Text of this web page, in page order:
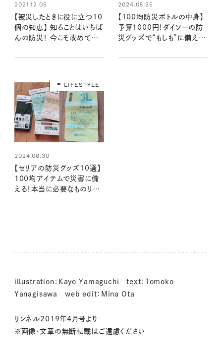
2021.12.05
【被災したときに役に立つ10
個の知恵】 知ることはいちば
んの防災！ 今こそ改めて見
2024.08.25
【100均防災ボトルの中身】
予算1000円！ダイソーの防
災グッズで“もしも”に備える
100均クイーン渋谷飛鳥の
LIFESTYLE
2024.08.30
【セリアの防災グッズ10選】
100均アイテムで災害に備
える！本当に必要なものリス
の『本当にいいもの』第11回
illustration：Kayo Yamaguchi text：Tomoko
Yanagisawa web edit：Mina Ota
リンネル2019年4月号より
※画像・文章の無断転載はご遠慮ください